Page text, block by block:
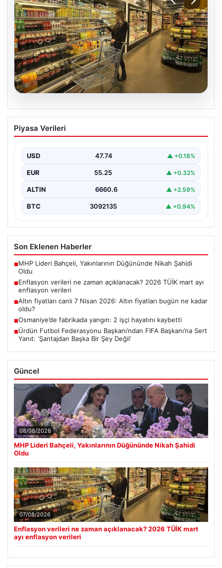
07.08.2026
Enflasyon verileri ne zaman
açıklanacak? 2026 TÜİK mart ayı
Piyasa Verileri
USD 47.74 ▲ +0.18%
EUR 55.25 ▲ +0.32%
ALTIN 6660.6 ▲ +2.59%
BTC 3092135 ▲ +0.94%
Son Eklenen Haberler
■MHP Lideri Bahçeli, Yakınlarının Düğününde Nikah Şahidi
Oldu
■Enflasyon verileri ne zaman açıklanacak? 2026 TÜİK mart ayı
enflasyon verileri
■Altın fiyatları canlı 7 Nisan 2026: Altın fiyatları bugün ne kadar
oldu?
■Osmaniye’de fabrikada yangın: 2 işçi hayatını kaybetti
■Ürdün Futbol Federasyonu Başkanı’ndan FIFA Başkanı’na Sert
Yanıt: ‘Şantajdan Başka Bir Şey Değil’
Güncel
08/08/2026
MHP Lideri Bahçeli, Yakınlarının Düğününde Nikah Şahidi
Oldu
07/08/2026
Enflasyon verileri ne zaman açıklanacak? 2026 TÜİK mart
ayı enflasyon verileri